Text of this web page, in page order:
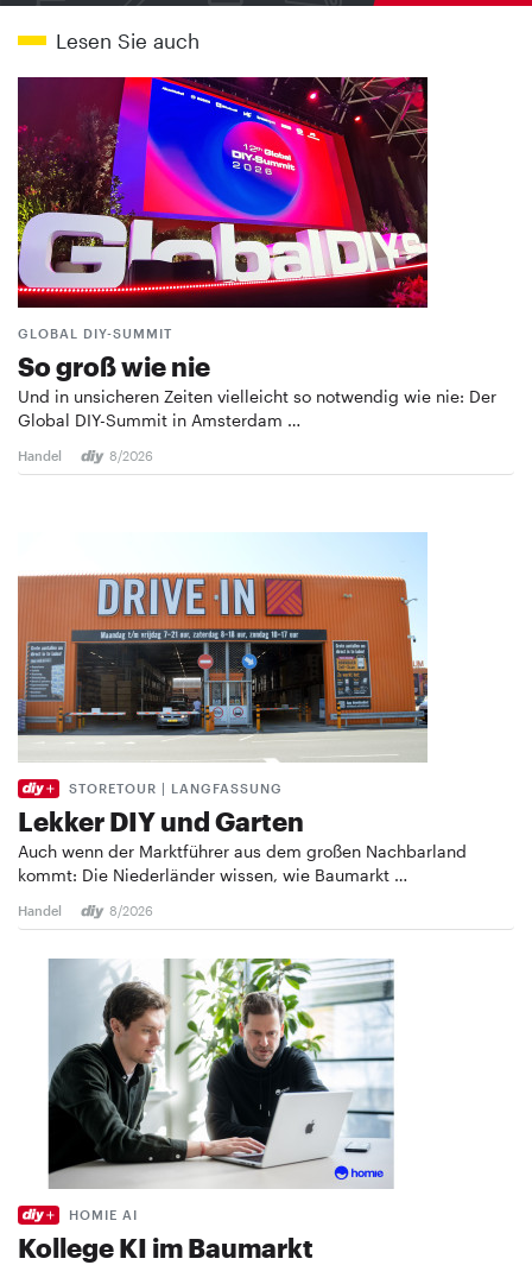
Lesen Sie auch
GLOBAL DIY-SUMMIT
So groß wie nie
Und in unsicheren Zeiten vielleicht so notwendig wie nie: Der
Global DIY-Summit in Amsterdam …
Handel 8/2026
STORETOUR | LANGFASSUNG
Lekker DIY und Garten
Auch wenn der Marktführer aus dem großen Nachbarland
kommt: Die Niederländer wissen, wie Baumarkt …
Handel 8/2026
HOMIE AI
Kollege KI im Baumarkt